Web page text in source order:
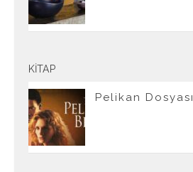
KITAP
Pelikan Dosyası